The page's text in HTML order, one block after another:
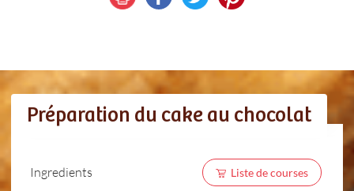
Préparation du cake au chocolat
Ingredients Liste de courses